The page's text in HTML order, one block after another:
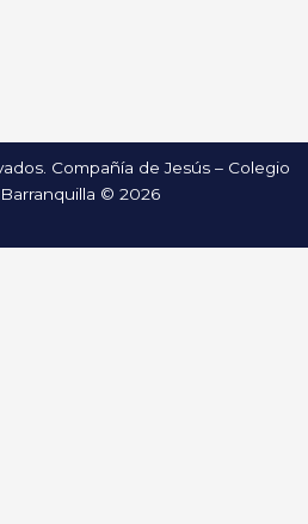
Compañía de Jesús – Colegio
© 2026